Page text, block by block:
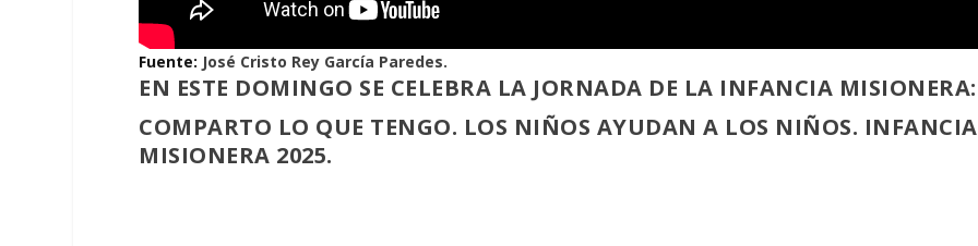
Fuente: José Cristo Rey García Paredes.
EN ESTE DOMINGO SE CELEBRA LA JORNADA DE LA INFANCIA MISIONERA:
COMPARTO LO QUE TENGO. LOS NIÑOS AYUDAN A LOS NIÑOS. INFANCIA
MISIONERA 2025.